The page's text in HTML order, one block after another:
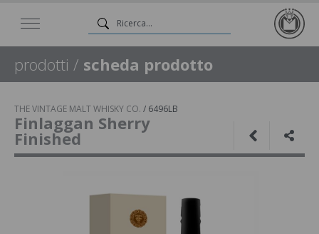
prodotti / scheda prodotto
THE VINTAGE MALT WHISKY CO. / 6496LB
Finlaggan Sherry
Finished